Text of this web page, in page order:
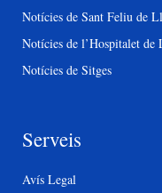
Notícies de Sant Feliu de
Notícies de l’Hospitalet de
Notícies de Sitges
Serveis
Avís Legal